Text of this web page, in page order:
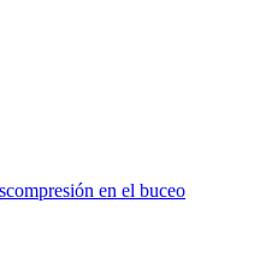
en el buceo